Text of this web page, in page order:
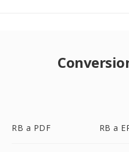
RB a PDF RB a